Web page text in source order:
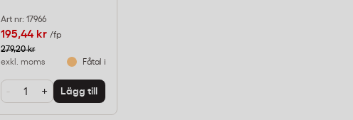
Art nr: 17966
195,44 kr /fp
279,20 kr
exkl. moms
Fåtal i lager
- + Lägg till